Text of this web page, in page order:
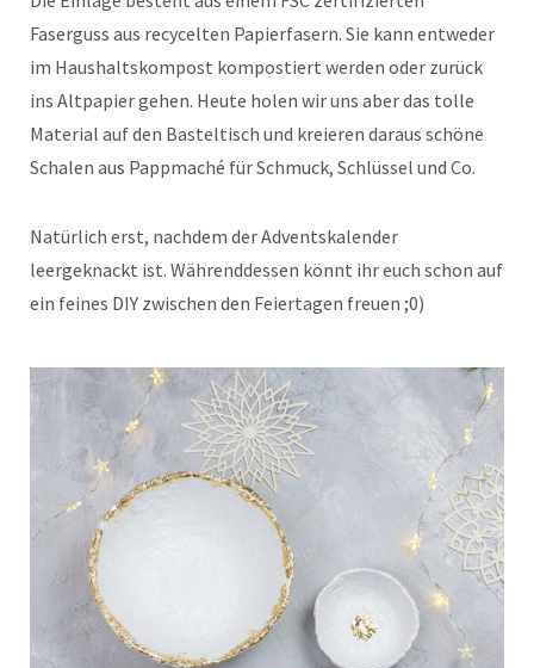
Faserguss aus recycelten Papierfasern. Sie kann entweder
im Haushaltskompost kompostiert werden oder zurück
ins Altpapier gehen. Heute holen wir uns aber das tolle
Material auf den Basteltisch und kreieren daraus schöne
Schalen aus Pappmaché für Schmuck, Schlüssel und Co.
Natürlich erst, nachdem der Adventskalender
leergeknackt ist. Währenddessen könnt ihr euch schon auf
ein feines DIY zwischen den Feiertagen freuen ;0)